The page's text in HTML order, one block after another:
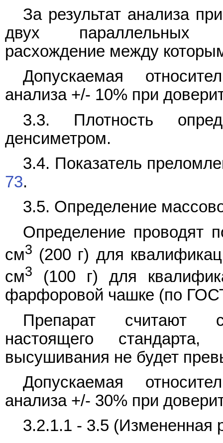
За результат анализа
двух параллельных
расхождение между
Допускаемая
анализа +/- 10% при
3.3. Плотность
денсиметром.
3.4. Показатель
73.
3.5. Определение
Определение проводят
см3 (200 г) для
см3
(100 г) для
фарфоровой чашке (по
Препарат считают
настоящего
высушивания не будет
Допускаемая
анализа +/- 30% при
3.2.1.1 - 3.5 (Измененная